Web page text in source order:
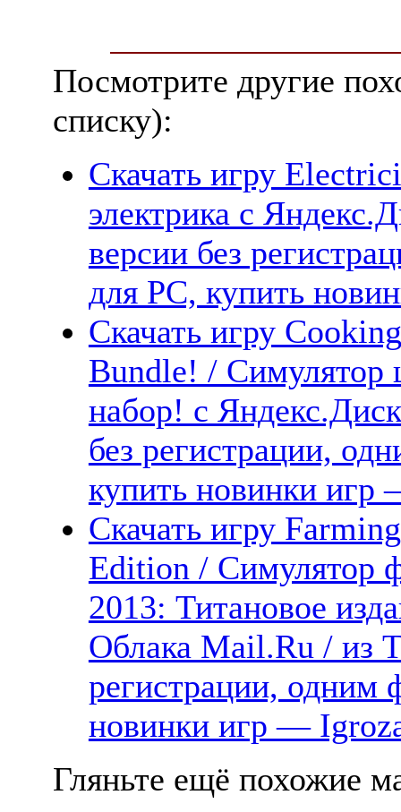
Посмотрите другие
списку):
Скачать игру
электрика с
версии без
для PC, купить
Скачать игру
Bundle! /
набор! с
без регистрации,
купить новинки
Скачать игру
Edition / Симулятор
2013: Титановое
Облака Mail.Ru / из
регистрации, одним
новинки игр —
Гляньте ещё похожие